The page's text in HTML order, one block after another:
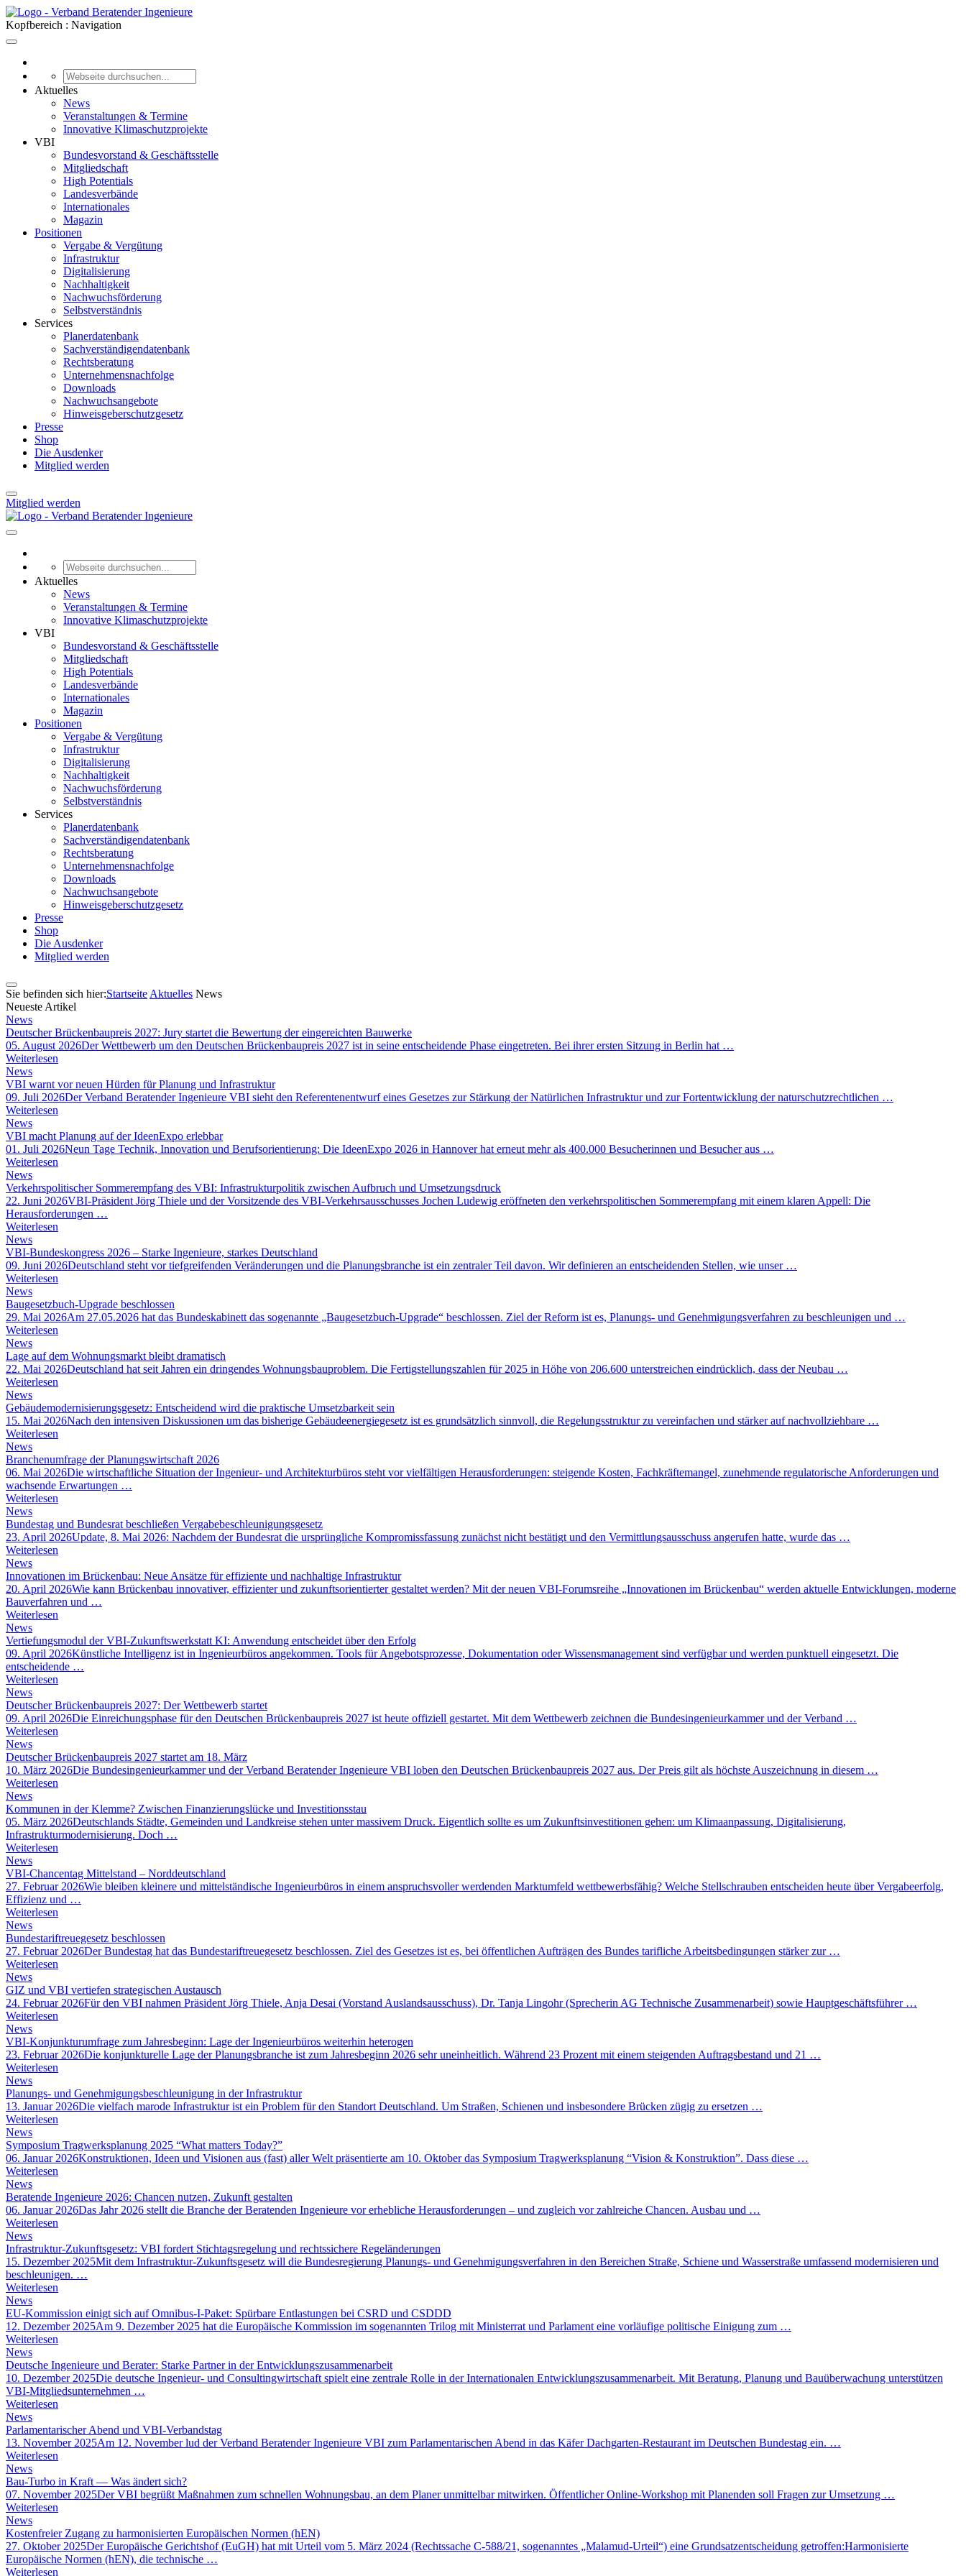
Kopfbereich : Navigation
Aktuelles
News
Veranstaltungen & Termine
Innovative Klimaschutzprojekte
VBI
Bundesvorstand & Geschäftsstelle
Mitgliedschaft
High Potentials
Landesverbände
Internationales
Magazin
Positionen
Vergabe & Vergütung
Infrastruktur
Digitalisierung
Nachhaltigkeit
Nachwuchsförderung
Selbstverständnis
Services
Planerdatenbank
Sachverständigendatenbank
Rechtsberatung
Unternehmensnachfolge
Downloads
Nachwuchsangebote
Hinweisgeberschutzgesetz
Presse
Shop
Die Ausdenker
Mitglied werden
Mitglied werden
Aktuelles
News
Veranstaltungen & Termine
Innovative Klimaschutzprojekte
VBI
Bundesvorstand & Geschäftsstelle
Mitgliedschaft
High Potentials
Landesverbände
Internationales
Magazin
Positionen
Vergabe & Vergütung
Infrastruktur
Digitalisierung
Nachhaltigkeit
Nachwuchsförderung
Selbstverständnis
Services
Planerdatenbank
Sachverständigendatenbank
Rechtsberatung
Unternehmensnachfolge
Downloads
Nachwuchsangebote
Hinweisgeberschutzgesetz
Presse
Shop
Die Ausdenker
Mitglied werden
Sie befinden sich hier:Startseite Aktuelles News
Neueste Artikel
News
Deutscher Brückenbaupreis 2027: Jury startet die Bewertung der eingereichten Bauwerke
05. August 2026Der Wettbewerb um den Deutschen Brückenbaupreis 2027 ist in seine entscheidende Phase eingetreten. Bei ihrer ersten Sitzung in Berlin hat …
Weiterlesen
News
VBI warnt vor neuen Hürden für Planung und Infrastruktur
09. Juli 2026Der Verband Beratender Ingenieure VBI sieht den Referentenentwurf eines Gesetzes zur Stärkung der Natürlichen Infrastruktur und zur Fortentwicklung der naturschutzrechtlichen …
Weiterlesen
News
VBI macht Planung auf der IdeenExpo erlebbar
01. Juli 2026Neun Tage Technik, Innovation und Berufsorientierung: Die IdeenExpo 2026 in Hannover hat erneut mehr als 400.000 Besucherinnen und Besucher aus …
Weiterlesen
News
Verkehrspolitischer Sommerempfang des VBI: Infrastrukturpolitik zwischen Aufbruch und Umsetzungsdruck
22. Juni 2026VBI-Präsident Jörg Thiele und der Vorsitzende des VBI-Verkehrsausschusses Jochen Ludewig eröffneten den verkehrspolitischen Sommerempfang mit einem klaren Appell: Die
Herausforderungen …
Weiterlesen
News
VBI-Bundeskongress 2026 – Starke Ingenieure, starkes Deutschland
09. Juni 2026Deutschland steht vor tiefgreifenden Veränderungen und die Planungsbranche ist ein zentraler Teil davon. Wir definieren an entscheidenden Stellen, wie unser …
Weiterlesen
News
Baugesetzbuch-Upgrade beschlossen
29. Mai 2026Am 27.05.2026 hat das Bundeskabinett das sogenannte „Baugesetzbuch-Upgrade“ beschlossen. Ziel der Reform ist es, Planungs- und Genehmigungsverfahren zu beschleunigen und …
Weiterlesen
News
Lage auf dem Wohnungsmarkt bleibt dramatisch
22. Mai 2026Deutschland hat seit Jahren ein dringendes Wohnungsbauproblem. Die Fertigstellungszahlen für 2025 in Höhe von 206.600 unterstreichen eindrücklich, dass der Neubau …
Weiterlesen
News
Gebäudemodernisierungsgesetz: Entscheidend wird die praktische Umsetzbarkeit sein
15. Mai 2026Nach den intensiven Diskussionen um das bisherige Gebäudeenergiegesetz ist es grundsätzlich sinnvoll, die Regelungsstruktur zu vereinfachen und stärker auf nachvollziehbare …
Weiterlesen
News
Branchenumfrage der Planungswirtschaft 2026
06. Mai 2026Die wirtschaftliche Situation der Ingenieur- und Architekturbüros steht vor vielfältigen Herausforderungen: steigende Kosten, Fachkräftemangel, zunehmende regulatorische Anforderungen und
wachsende Erwartungen …
Weiterlesen
News
Bundestag und Bundesrat beschließen Vergabebeschleunigungsgesetz
23. April 2026Update, 8. Mai 2026: Nachdem der Bundesrat die ursprüngliche Kompromissfassung zunächst nicht bestätigt und den Vermittlungsausschuss angerufen hatte, wurde das …
Weiterlesen
News
Innovationen im Brückenbau: Neue Ansätze für effiziente und nachhaltige Infrastruktur
20. April 2026Wie kann Brückenbau innovativer, effizienter und zukunftsorientierter gestaltet werden? Mit der neuen VBI-Forumsreihe „Innovationen im Brückenbau“ werden aktuelle Entwicklungen, moderne
Bauverfahren und …
Weiterlesen
News
Vertiefungsmodul der VBI-Zukunftswerkstatt KI: Anwendung entscheidet über den Erfolg
09. April 2026Künstliche Intelligenz ist in Ingenieurbüros angekommen. Tools für Angebotsprozesse, Dokumentation oder Wissensmanagement sind verfügbar und werden punktuell eingesetzt. Die
entscheidende …
Weiterlesen
News
Deutscher Brückenbaupreis 2027: Der Wettbewerb startet
09. April 2026Die Einreichungsphase für den Deutschen Brückenbaupreis 2027 ist heute offiziell gestartet. Mit dem Wettbewerb zeichnen die Bundesingenieurkammer und der Verband …
Weiterlesen
News
Deutscher Brückenbaupreis 2027 startet am 18. März
10. März 2026Die Bundesingenieurkammer und der Verband Beratender Ingenieure VBI loben den Deutschen Brückenbaupreis 2027 aus. Der Preis gilt als höchste Auszeichnung in diesem …
Weiterlesen
News
Kommunen in der Klemme? Zwischen Finanzierungslücke und Investitionsstau
05. März 2026Deutschlands Städte, Gemeinden und Landkreise stehen unter massivem Druck. Eigentlich sollte es um Zukunftsinvestitionen gehen: um Klimaanpassung, Digitalisierung,
Infrastrukturmodernisierung. Doch …
Weiterlesen
News
VBI-Chancentag Mittelstand – Norddeutschland
27. Februar 2026Wie bleiben kleinere und mittelständische Ingenieurbüros in einem anspruchsvoller werdenden Marktumfeld wettbewerbsfähig? Welche Stellschrauben entscheiden heute über Vergabeerfolg,
Effizienz und …
Weiterlesen
News
Bundestariftreuegesetz beschlossen
27. Februar 2026Der Bundestag hat das Bundestariftreuegesetz beschlossen. Ziel des Gesetzes ist es, bei öffentlichen Aufträgen des Bundes tarifliche Arbeitsbedingungen stärker zur …
Weiterlesen
News
GIZ und VBI vertiefen strategischen Austausch
24. Februar 2026Für den VBI nahmen Präsident Jörg Thiele, Anja Desai (Vorstand Auslandsausschuss), Dr. Tanja Lingohr (Sprecherin AG Technische Zusammenarbeit) sowie Hauptgeschäftsführer …
Weiterlesen
News
VBI-Konjunkturumfrage zum Jahresbeginn: Lage der Ingenieurbüros weiterhin heterogen
23. Februar 2026Die konjunkturelle Lage der Planungsbranche ist zum Jahresbeginn 2026 sehr uneinheitlich. Während 23 Prozent mit einem steigenden Auftragsbestand und 21 …
Weiterlesen
News
Planungs- und Genehmigungsbeschleunigung in der Infrastruktur
13. Januar 2026Die vielfach marode Infrastruktur ist ein Problem für den Standort Deutschland. Um Straßen, Schienen und insbesondere Brücken zügig zu ersetzen …
Weiterlesen
News
Symposium Tragwerksplanung 2025 “What matters Today?”
06. Januar 2026Konstruktionen, Ideen und Visionen aus (fast) aller Welt präsentierte am 10. Oktober das Symposium Tragwerksplanung “Vision & Konstruktion”. Dass diese …
Weiterlesen
News
Beratende Ingenieure 2026: Chancen nutzen, Zukunft gestalten
06. Januar 2026Das Jahr 2026 stellt die Branche der Beratenden Ingenieure vor erhebliche Herausforderungen – und zugleich vor zahlreiche Chancen. Ausbau und …
Weiterlesen
News
Infrastruktur-Zukunftsgesetz: VBI fordert Stichtagsregelung und rechtssichere Regeländerungen
15. Dezember 2025Mit dem Infrastruktur-Zukunftsgesetz will die Bundesregierung Planungs- und Genehmigungsverfahren in den Bereichen Straße, Schiene und Wasserstraße umfassend modernisieren und
beschleunigen. …
Weiterlesen
News
EU-Kommission einigt sich auf Omnibus-I-Paket: Spürbare Entlastungen bei CSRD und CSDDD
12. Dezember 2025Am 9. Dezember 2025 hat die Europäische Kommission im sogenannten Trilog mit Ministerrat und Parlament eine vorläufige politische Einigung zum …
Weiterlesen
News
Deutsche Ingenieure und Berater: Starke Partner in der Entwicklungszusammenarbeit
10. Dezember 2025Die deutsche Ingenieur- und Consultingwirtschaft spielt eine zentrale Rolle in der Internationalen Entwicklungszusammenarbeit. Mit Beratung, Planung und Bauüberwachung unterstützen
VBI-Mitgliedsunternehmen …
Weiterlesen
News
Parlamentarischer Abend und VBI-Verbandstag
13. November 2025Am 12. November lud der Verband Beratender Ingenieure VBI zum Parlamentarischen Abend in das Käfer Dachgarten-Restaurant im Deutschen Bundestag ein. …
Weiterlesen
News
Bau-Turbo in Kraft — Was ändert sich?
07. November 2025Der VBI begrüßt Maßnahmen zum schnellen Wohnungsbau, an dem Planer unmittelbar mitwirken. Öffentlicher Online-Workshop mit Planenden soll Fragen zur Umsetzung …
Weiterlesen
News
Kostenfreier Zugang zu harmonisierten Europäischen Normen (hEN)
27. Oktober 2025Der Europäische Gerichtshof (EuGH) hat mit Urteil vom 5. März 2024 (Rechtssache C-588/21, sogenanntes „Malamud-Urteil“) eine Grundsatzentscheidung getroffen:Harmonisierte
Europäische Normen (hEN), die technische …
Weiterlesen